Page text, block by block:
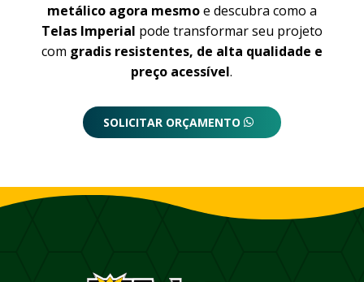
metálico agora mesmoe descubra como a
Telas Imperial pode transformar seu projeto
com gradis resistentes, de alta qualidade e
preço acessível.
SOLICITAR ORÇAMENTO